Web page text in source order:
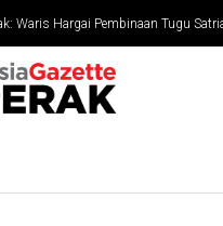
Waris Hargai Pembinaan Tugu